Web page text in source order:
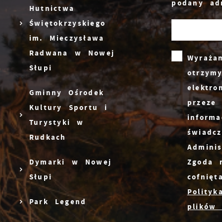
Hutnictwa
Świętokrzyskiego
im. Mieczysława
Radwana w Nowej
Słupi
Gminny Ośrodek
Kultury Sportu i
Turystyki w
Rudkach
Dymarki w Nowej
Słupi
Park Legend
podany
Zgoda
plików